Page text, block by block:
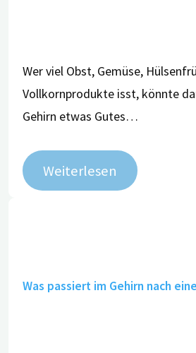
Wer viel Obst, Gemüse,
Vollkornprodukte isst, könnte
Gehirn etwas Gutes…
Weiterlesen
Was passiert im Gehirn nach